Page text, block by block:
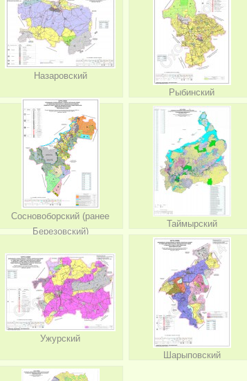
Назаровский
Рыбинский
Сосновоборский (ранее
Березовский)
Таймырский
Ужурский
Шарыповский